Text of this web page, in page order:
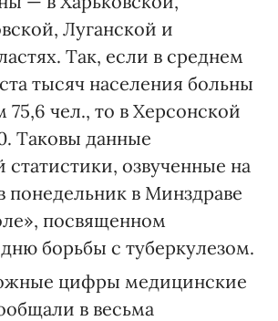
Луганской и
Так, если в среднем
тысяч населения больны
75,6 чел., то в Херсонской
Таковы данные
озвученные на
в Минздраве
посвященном
борьбы с туберкулезом.
цифры медицинские
в весьма